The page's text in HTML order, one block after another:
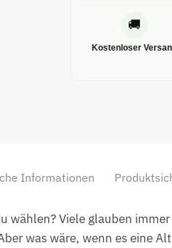
🚚
Kostenloser
Informationen
wählen? Viele glauben
was wäre, wenn es eine